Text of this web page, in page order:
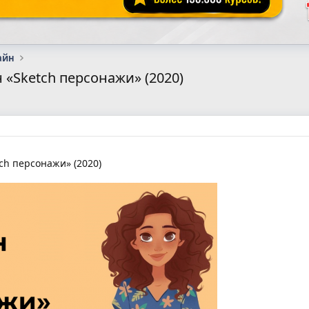
персонажи» (2020)
персонажи» (2020)